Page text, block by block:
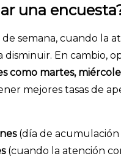
una
semana, cuando la
disminuir. En cambio,
como martes,
mejores tasas de
(día de acumulación
(cuando la atención